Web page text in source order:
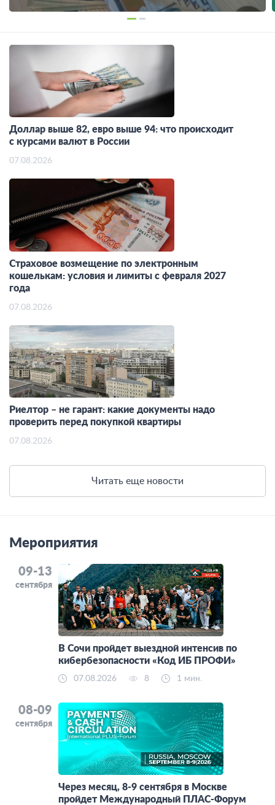
Доллар выше 82, евро выше 94: что происходит
с курсами валют в России
07.08.2026
Страховое возмещение по электронным
кошелькам: условия и лимиты с февраля 2027
года
07.08.2026
Риелтор – не гарант: какие документы надо
проверить перед покупкой квартиры
07.08.2026
Читать еще новости
Мероприятия
09-13
сентября
В Сочи пройдет выездной интенсив по
кибербезопасности «Код ИБ ПРОФИ»
07.08.2026 8 1 мин.
08-09
сентября
Через месяц, 8-9 сентября в Москве
пройдет Международный ПЛАС-Форум